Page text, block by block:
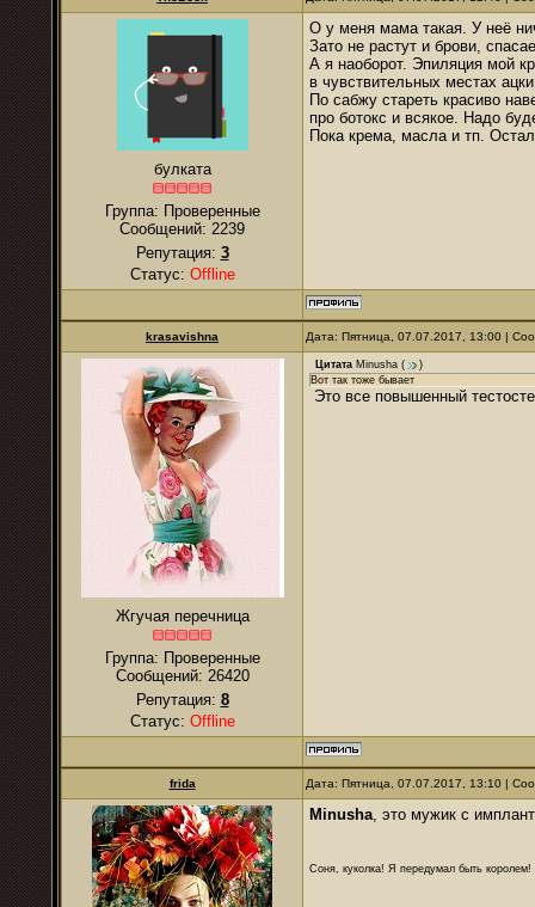
булката
Группа: Проверенные
Сообщений: 2239
Репутация: 3
Статус: Offline
О у меня мама такая. У неё
Зато не растут и брови,
А я наоборот. Эпиляция мой
в чувствительных местах
По сабжу стареть красиво
про ботокс и всякое. Надо
Пока крема, масла и тп.
krasavishna Дата: Пятница, 07.07.2017, 13:00 |
Жгучая перечница
Группа: Проверенные
Сообщений: 26420
Репутация: 8
Статус: Offline
Цитата Minusha (
)
Вот так тоже бывает
Это все повышенный
frida Дата: Пятница, 07.07.2017, 13:10 |
Minusha, это мужик с
Соня, куколка! Я передумал быть